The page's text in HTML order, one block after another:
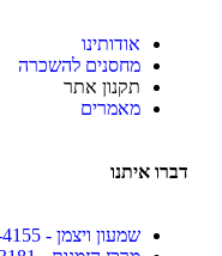
אודותינו
מחסנים להשכרה
תקנון אתר
מאמרים
דברו איתנו
שמעון ויצמן - 053-340-4155